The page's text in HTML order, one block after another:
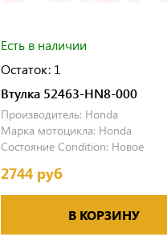
Есть в наличии
Остаток: 1
Втулка 52463-HN8-000
Производитель: Honda
Марка мотоцикла: Honda
Состояние Condition: Новое
2744 руб
В КОРЗИНУ